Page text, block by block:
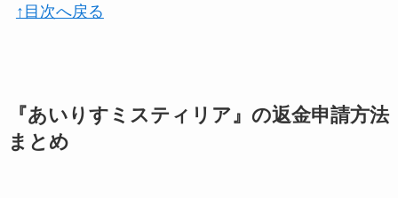
↑目次へ戻る
『あいりすミスティリア』の返金申請方法
まとめ